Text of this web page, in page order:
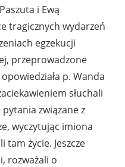
i Ewą
tragicznych wydarzeń
egzekucji
przeprowadzone
p. Wanda
słuchali
związane z
wyczytując imiona
tam życie. Jeszcze
rozważali o